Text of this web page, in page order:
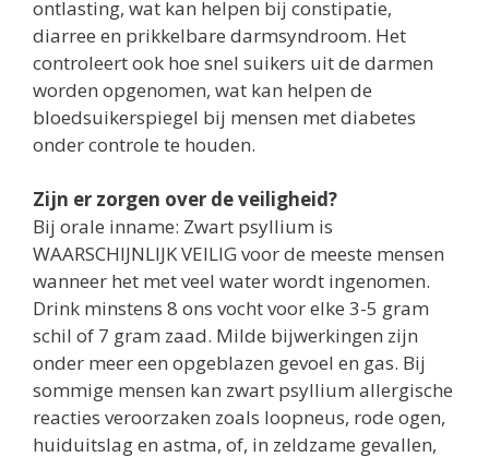
ontlasting, wat kan helpen bij constipatie,
diarree en prikkelbare darmsyndroom. Het
controleert ook hoe snel suikers uit de darmen
worden opgenomen, wat kan helpen de
bloedsuikerspiegel bij mensen met diabetes
onder controle te houden.
Zijn er zorgen over de veiligheid?
Bij orale inname: Zwart psyllium is
WAARSCHIJNLIJK VEILIG voor de meeste mensen
wanneer het met veel water wordt ingenomen.
Drink minstens 8 ons vocht voor elke 3-5 gram
schil of 7 gram zaad. Milde bijwerkingen zijn
onder meer een opgeblazen gevoel en gas. Bij
sommige mensen kan zwart psyllium allergische
reacties veroorzaken zoals loopneus, rode ogen,
huiduitslag en astma, of, in zeldzame gevallen,